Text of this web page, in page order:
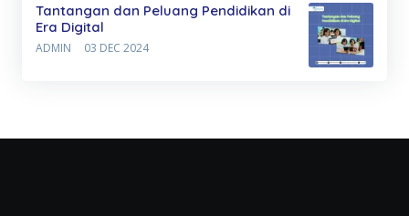
Tantangan dan Peluang Pendidikan di
Era Digital
ADMIN 03 DEC 2024